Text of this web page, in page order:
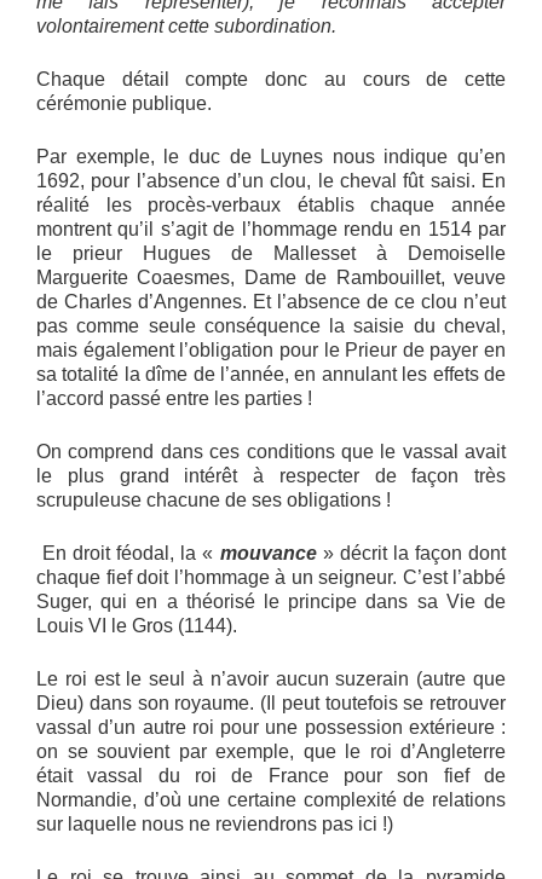
volontairement cette subordination.
Chaque détail compte donc au cours de cette
cérémonie publique.
Par exemple, le duc de Luynes nous indique qu’en
1692, pour l’absence d’un clou, le cheval fût saisi. En
réalité les procès-verbaux établis chaque année
montrent qu’il s’agit de l’hommage rendu en 1514 par
le prieur Hugues de Mallesset à Demoiselle
Marguerite Coaesmes, Dame de Rambouillet, veuve
de Charles d’Angennes. Et l’absence de ce clou n’eut
pas comme seule conséquence la saisie du cheval,
mais également l’obligation pour le Prieur de payer en
sa totalité la dîme de l’année, en annulant les effets de
l’accord passé entre les parties !
On comprend dans ces conditions que le vassal avait
le plus grand intérêt à respecter de façon très
scrupuleuse chacune de ses obligations !
En droit féodal, la « mouvance» décrit la façon dont
chaque fief doit l’hommage à un seigneur. C’est l’abbé
Suger, qui en a théorisé le principe dans sa Vie de
Louis VI le Gros (1144).
Le roi est le seul à n’avoir aucun suzerain (autre que
Dieu) dans son royaume. (Il peut toutefois se retrouver
vassal d’un autre roi pour une possession extérieure :
on se souvient par exemple, que le roi d’Angleterre
était vassal du roi de France pour son fief de
Normandie, d’où une certaine complexité de relations
sur laquelle nous ne reviendrons pas ici !)